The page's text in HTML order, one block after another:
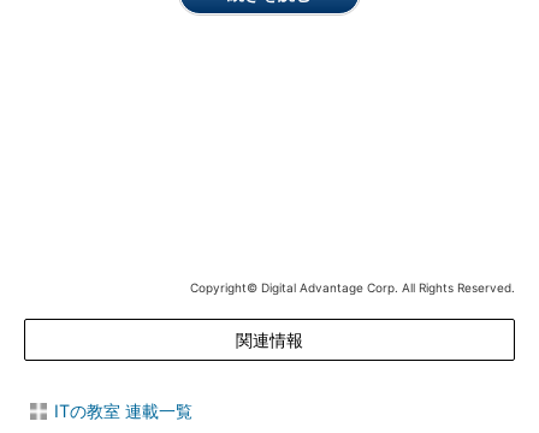
USBの実装では、それぞれを組み込むことが可能である。例え
USB PDの登場により、100W以下のモバイルデバイスなどで
ンでは通常USBポートが1つのみというハードウェア構成が多
く、USB Type-CとUSB PDそしてAlternate Modeなどを使うこ
る。
Copyright© Digital Advantage Corp. All Rights Reserved.
関連情報
ITの教室 連載一覧